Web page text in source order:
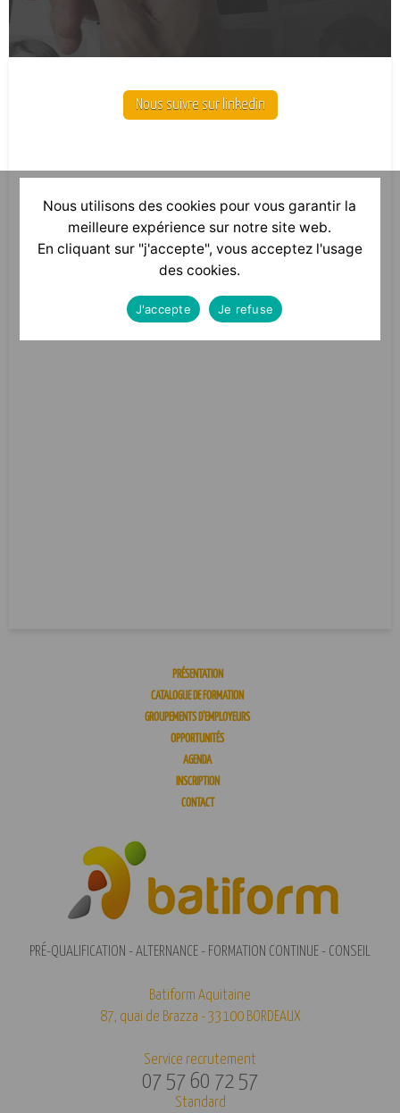
Nous suivre sur linkedin
PRÉSENTATION
CATALOGUE DE FORMATION
GROUPEMENTS D’EMPLOYEURS
OPPORTUNITÉS
AGENDA
INSCRIPTION
CONTACT
PRÉ-QUALIFICATION - ALTERNANCE - FORMATION CONTINUE - CONSEIL
Batiform Aquitaine
87, quai de Brazza - 33100 BORDEAUX
Service recrutement
07 57 60 72 57
Standard
Nous utilisons des cookies pour vous garantir la
meilleure expérience sur notre site web.
En cliquant sur "j'accepte", vous acceptez l'usage
des cookies.
J'accepte Je refuse